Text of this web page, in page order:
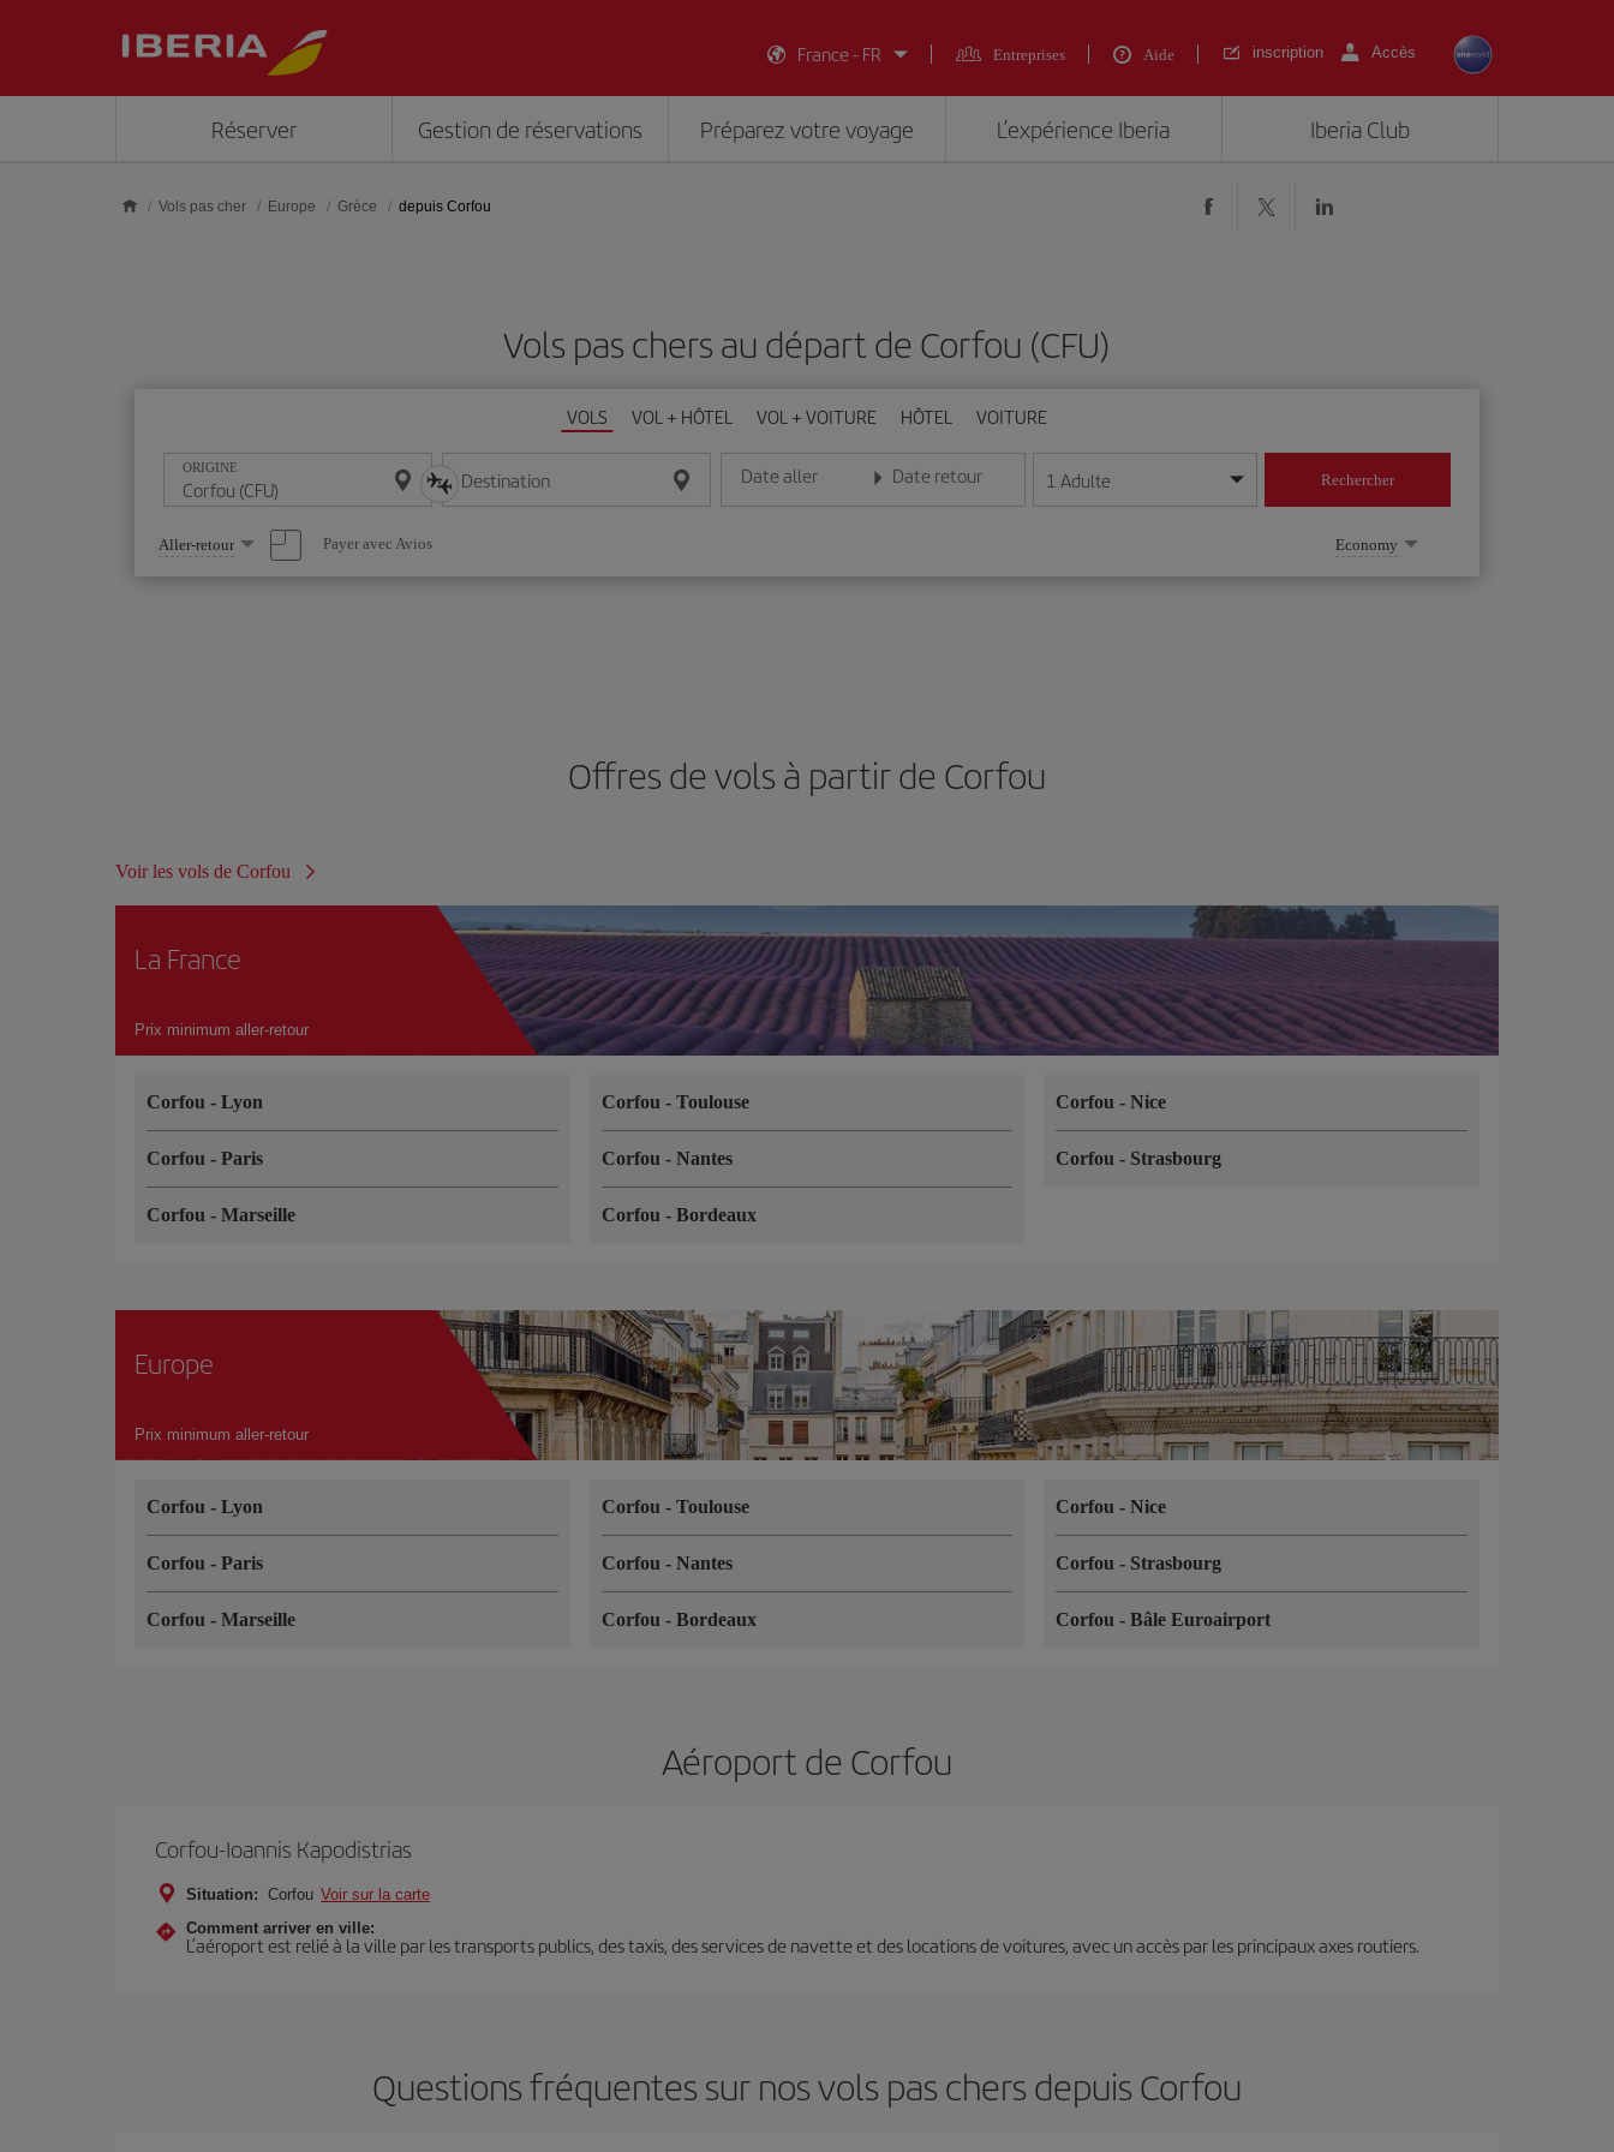
France - FR
Entreprises Aide inscription Accès
Réserver Gestion de réservations Préparez votre voyage L’expérience Iberia Iberia Club
Vols pas cher Europe Grèce depuis Corfou
Vols pas chers au départ de Corfou (CFU)
VOLS VOL + HÔTEL VOL + VOITURE HÔTEL VOITURE
ORIGINE Destination Date aller
Entrez la date au format jour/mois/année
Date retour
Entrez la date au format jour/mois/année
1 Adulte Rechercher
Sélectionnez
une
option
Aller-retour Payer avec Avios Economy
Offres de vols à partir de Corfou
Voir les vols de Corfou
La France
Prix minimum aller-retour
Corfou - Lyon
Corfou - Paris
Corfou - Marseille
Corfou - Toulouse
Corfou - Nantes
Corfou - Bordeaux
Corfou-Nice
Corfou- Strasbourg
Europe
Prix minimum aller-retour
Corfou - Lyon
Corfou - Paris
Corfou - Marseille
Corfou - Toulouse
Corfou - Nantes
Corfou - Bordeaux
Corfou-Nice
Corfou- Strasbourg
Corfou-Bâle Euroairport
Aéroport de Corfou
Corfou-Ioannis Kapodistrias
Situation: Corfou Voir sur la carte
Comment arriver en ville:
L’aéroport est relié à la ville par les transports publics, des taxis, des services de navette et des locations de voitures, avec un accès par les principaux axes routiers.
Questions fréquentes sur nos vols pas chers depuis Corfou